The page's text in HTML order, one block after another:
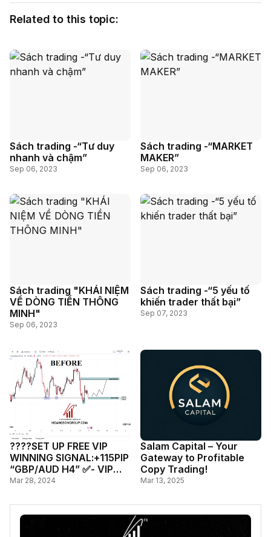
Related to this topic:
Sách trading -“Tư duy
nhanh và chậm”
Sep 06, 2023
Sách trading -“MARKET
MAKER”
Sep 06, 2023
Sách trading "KHÁI NIỆM
VỀ DÒNG TIỀN THÔNG
MINH"
Sep 06, 2023
Sách trading -“5 yếu tố
khiến trader thất bại”
Sep 07, 2023
????SET UP FREE VIP
WINNING SIGNAL:+115PIP
“GBP/AUD H4” ✅- VIP
SIGNAL PRACTICE
TREND.
Mar 28, 2024
Salam Capital – Your
Gateway to Profitable
Copy Trading!
Mar 13, 2025